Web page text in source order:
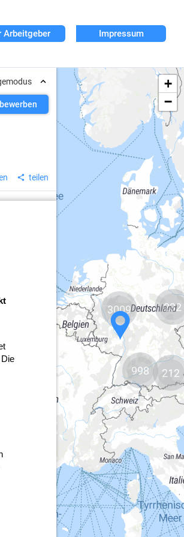
Arbeitgeber Impressum
teilen
3009
998
232
212
+
−